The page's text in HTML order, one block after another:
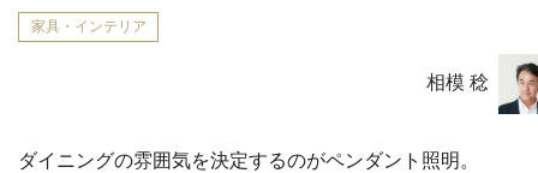
家具・インテリア
相模 稔
ダイニングの雰囲気を決定するのがペンダント照明。